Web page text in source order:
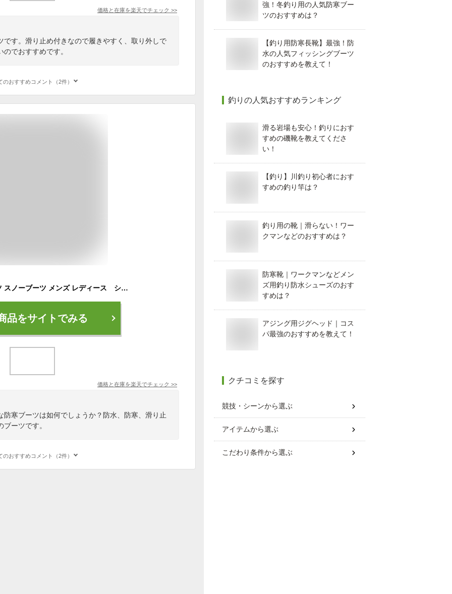
価格と在庫を楽天でチェック >>
です。滑り止め付きなので履きやすく、取り外しで
でおすすめです。
のおすすめコメント（2件）
防寒シューズ ブーツ スノーブーツ メンズ レディース ショート ロングブーツ 裏起毛 冬 おしゃれ カジュアルシューズ ボア スキーシューズ 釣り 防寒靴 防寒 防滑 保温 暖かい靴 男性 女性 軽量 歩きやすい 痛くない 滑りとめ レッド おおきいサイズ 男女兼用
品をサイトでみる
価格と在庫を楽天でチェック >>
寒ブーツは如何でしょうか？防水、防寒、滑り止
ーツです。
のおすすめコメント（2件）
強！冬釣り用の人気防寒ブー
ツのおすすめは？
【釣り用防寒長靴】最強！防
水の人気フィッシングブーツ
のおすすめを教えて！
釣り の人気おすすめランキング
滑る岩場も安心！釣りにおす
すめの磯靴を教えてくださ
い！
【釣り】川釣り初心者におす
すめの釣り竿は？
釣り用の靴｜滑らない！ワー
クマンなどのおすすめは？
防寒靴｜ワークマンなどメン
ズ用釣り防水シューズのおす
すめは？
アジング用ジグヘッド｜コス
パ最強のおすすめを教えて！
クチコミを探す
競技・シーンから選ぶ
アイテムから選ぶ
こだわり条件から選ぶ